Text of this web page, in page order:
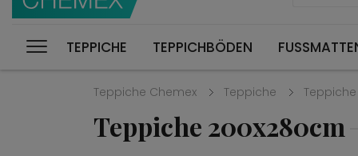
TEPPICHE TEPPICHBÖDEN FUSSMATTEN
Teppiche Chemex Teppiche
Teppiche 200x280cm